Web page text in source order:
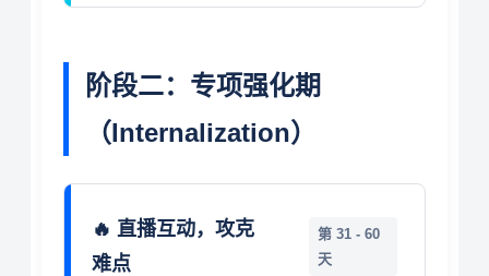
阶段二：专项强化期
（Internalization）
🔥 直播互动，攻克
难点
第 31 - 60
天